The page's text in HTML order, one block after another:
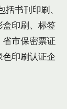
括书刊印刷、
盒印刷、标签
市保密票证
印刷认证企